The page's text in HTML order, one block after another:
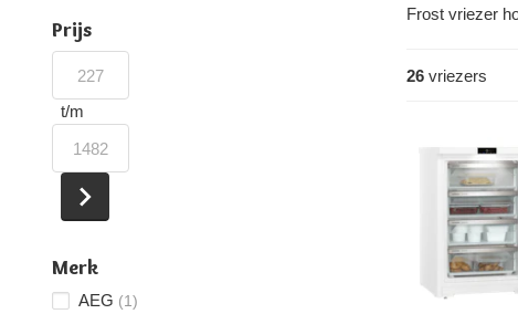
Frost vriezer
26vriezers
Prijs
t/m
Merk
AEG (1)